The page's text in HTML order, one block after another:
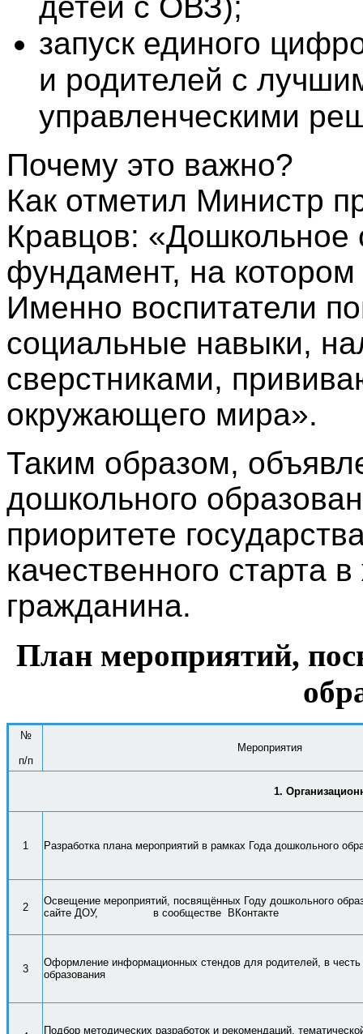
запуск единого
и родителей с
управленческими
Почему это важно?
Как отметил Министр
Кравцов:
фундамент, на
Именно воспитатели
социальные навыки,
сверстниками,
окружающего мира».
Таким образом,
дошкольного
приоритете
качественного старта
гражданина.
План мероприятий,
№
п/п
Мероприятия
1.
1 Разработка плана мероприятий в рамках Года дошкольного
2
Освещение мероприятий, посвящённых Году дошкольного
сайте ДОУ, в сообществе ВКонтакте
3
Оформление информационных стендов для родителей, в честь
образования
Подбор методических разработок и рекомендаций,